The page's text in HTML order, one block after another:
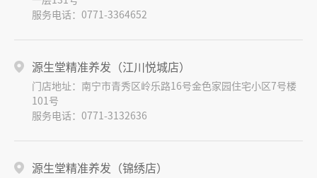
服务电话：0771-3364652
源生堂精准养发（江川悦城店）
门店地址：南宁市青秀区岭乐路16号金色家园住宅小区7号楼
101号
服务电话：0771-3132636
源生堂精准养发（锦绣店）